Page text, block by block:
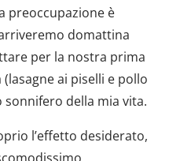
preoccupazione è
domattina
per la nostra prima
ai piselli e pollo
della mia vita.
l’effetto desiderato,